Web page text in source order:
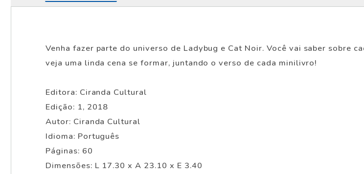
Venha fazer parte do universo de Ladybug e Cat Noir. Você vai saber sobre
veja uma linda cena se formar, juntando o verso de cada minilivro!
Editora: Ciranda Cultural
Edição: 1, 2018
Autor: Ciranda Cultural
Idioma: Português
Páginas: 60
Dimensões: L 17.30 x A 23.10 x E 3.40